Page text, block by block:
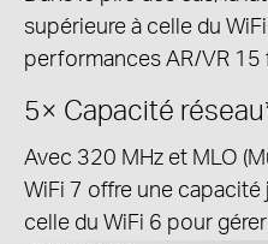
supérieure à celle du
performances AR/VR 15
5× Capacité
Avec 320 MHz et MLO
WiFi 7 offre une
celle du WiFi 6 pour